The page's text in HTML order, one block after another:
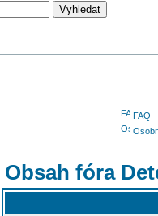
FAQ
Obsah fóra